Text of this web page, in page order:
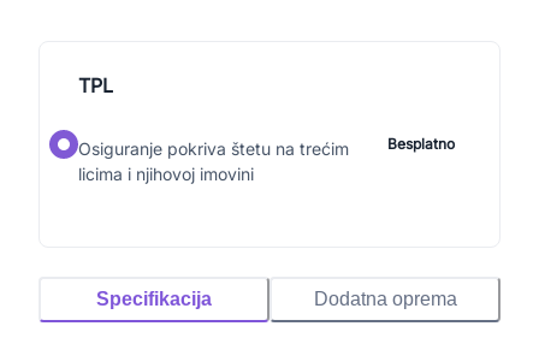
TPL
Osiguranje pokriva štetu na trećim
licima i njihovoj imovini
Besplatno
Specifikacija Dodatna oprema